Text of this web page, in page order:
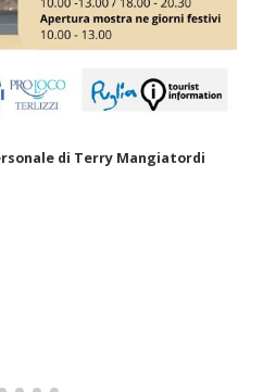
di Terry Mangiatordi